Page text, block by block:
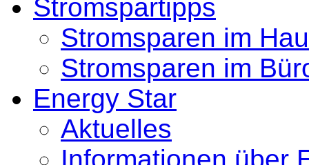
Stromspartipps
Stromsparen im
Stromsparen im
Energy Star
Aktuelles